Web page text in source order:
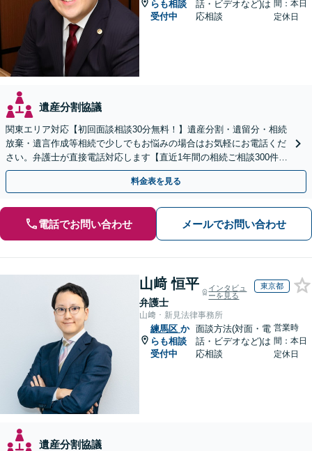
らも相談
受付中
話・ビデオなど)は
応相談
間：本日
定休日
遺産分割協議
関東エリア対応【初回面談相談30分無料！】遺産分割・遺留分・相続
放棄・遺言作成等相続で少しでもお悩みの場合はお気軽にお電話くだ
さい。弁護士が直接電話対応します【直近1年間の相続ご相談300件以
上！＆相続の著書・セミナー多数】弁護士複数所属
料金表を見る
電話でお問い合わせ メールでお問い合わせ
山﨑 恒平
弁護士
インタビュ
ーを見る
東京都
山﨑・新見法律事務所
練馬区 か
らも相談
受付中
面談方法(対面・電
話・ビデオなど)は
応相談
営業時
間：本日
定休日
遺産分割協議